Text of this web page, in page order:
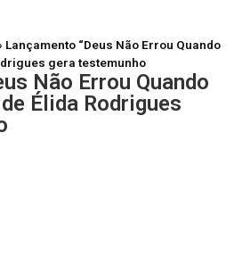
Lançamento “Deus Não Errou Quando
gera testemunho
Não Errou Quando
Élida Rodrigues